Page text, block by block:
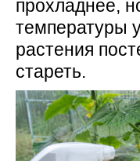
прохладнее,
температуры
растения
стареть.